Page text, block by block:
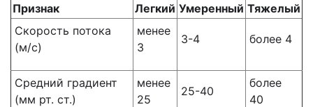
Признак Легкий Умеренный Тяжелый
Скорость потока
(м/с)
менее
3
3-4 более 4
Средний градиент
(мм рт. ст.)
менее
25
25-40
более
40